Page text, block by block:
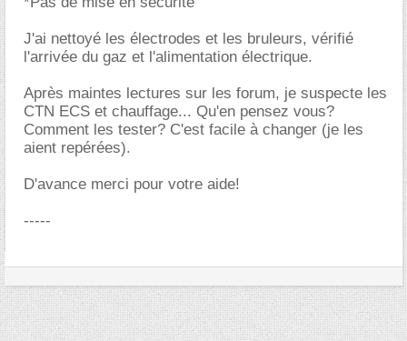
J'ai nettoyé les électrodes et les bruleurs, vérifié
l'arrivée du gaz et l'alimentation électrique.
Après maintes lectures sur les forum, je suspecte les
CTN ECS et chauffage... Qu'en pensez vous?
Comment les tester? C'est facile à changer (je les
aient repérées).
D'avance merci pour votre aide!
-----